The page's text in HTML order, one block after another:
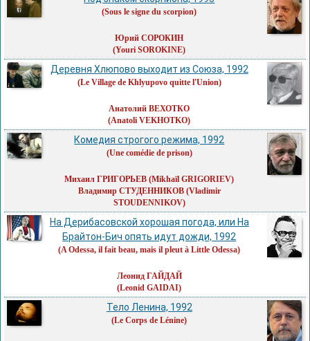
(Sous le signe du scorpion)
Юрий СОРОКИН
(Youri SOROKINE)
Деревня Хлюпово выходит из Союза, 1992
(Le Village de Khlyupovo quitte l'Union)
Анатолий ВЕХОТКО
(Anatoli VEKHOTKO)
Комедия строгого режима, 1992
(Une comédie de prison)
Михаил ГРИГОРЬЕВ (Mikhaïl GRIGORIEV)
Владимир СТУДЕННИКОВ(Vladimir
STOUDENNIKOV)
На Дерибасовской хорошая погода, или На
Брайтон-Бич опять идут дожди, 1992
(A Odessa, il fait beau, mais il pleut à Little Odessa)
Леонид ГАЙДАЙ
(Leonid GAIDAI)
Тело Ленина, 1992
(Le Corps de Lénine)